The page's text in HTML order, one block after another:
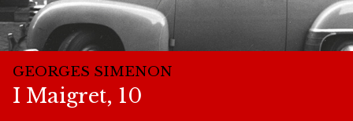
GEORGES SIMENON
I Maigret, 10